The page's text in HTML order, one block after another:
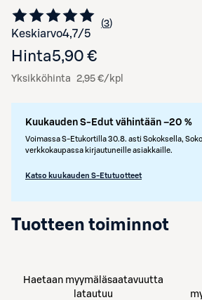
Keskiarvo4,7/5 Siirry arvioihin
3
kappaletta
Hinta5,90 €
Yksikköhinta 2,95 €/kpl
Kuukauden S-Edut vähintään –20 %
Voimassa S-Etukortilla 30.8. asti Sokoksella,
verkkokaupassa kirjautuneille asiakkaille.
Katso kuukauden S-Etutuotteet
Tuotteen toiminnot
Haetaan myymäläsaatavuutta
latautuu